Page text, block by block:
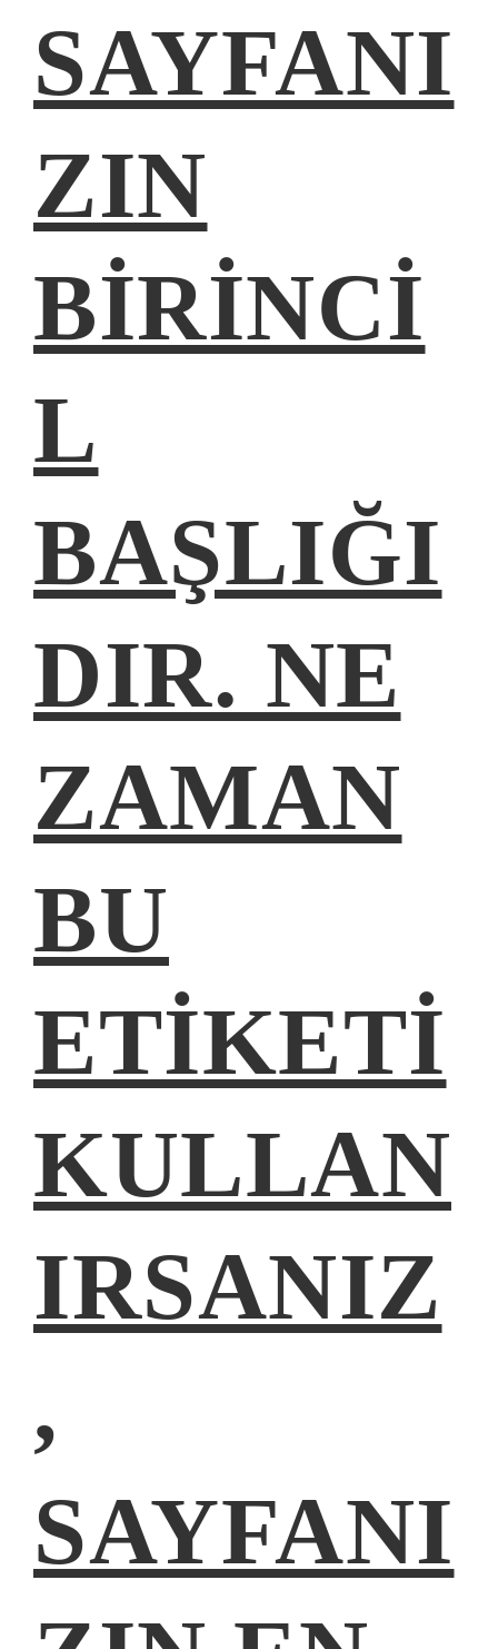
SAYFANI
ZIN
BIRINCI
L
BAŞLIĞI
DIR. NE
ZAMAN
BU
ETIKETI
KULLAN
IRSANIZ
,
SAYFANI